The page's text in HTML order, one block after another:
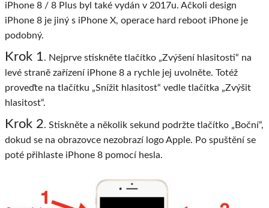
iPhone 8 / 8 Plus byl také vydán v 2017u. Ačkoli design
iPhone 8 je jiný s iPhone X, operace hard reboot iPhone je
podobný.
Krok 1. Nejprve stiskněte tlačítko „Zvýšení hlasitosti“ na
levé straně zařízení iPhone 8 a rychle jej uvolněte. Totéž
proveďte na tlačítku „Snížit hlasitost“ vedle tlačítka „Zvýšit
hlasitost“.
Krok 2. Stiskněte a několik sekund podržte tlačítko „Boční“,
dokud se na obrazovce nezobrazí logo Apple. Po spuštění se
poté přihlaste iPhone 8 pomocí hesla.